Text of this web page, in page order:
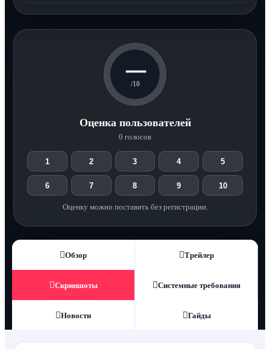
—
/10
Оценка пользователей
0 голосов
1 2 3 4 5
6 7 8 9 10
Оценку можно поставить без регистрации.
Обзор Трейлер
Скриншоты Системные требования
Новости Гайды